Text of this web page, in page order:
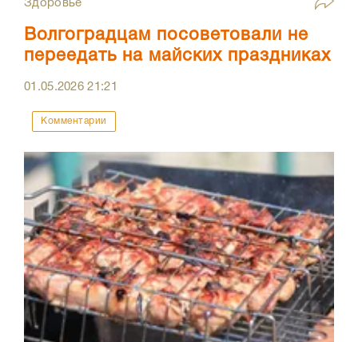
Здоровье
Волгоградцам посоветовали не
переедать на майских праздниках
01.05.202621:21
Комментарии